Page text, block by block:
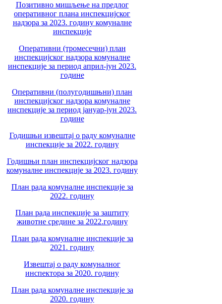
Позитивно мишљење на предлог
оперативног плана инспекцијског
надзора за 2023. годину комуналне
инспекције
Оперативни (тромесечни) план
инспекцијског надзора комуналне
инспекције за период април-јун 2023.
године
Оперативни (полугодишњни) план
инспекцијског надзора комуналне
инспекције за период јануар-јун 2023.
године
Годишњи извештај о раду комуналне
инспекције за 2022. годину
Годишњи план инспекцијског надзора
комуналне инспекције за 2023. годину
План рада комуналне инспекције за
2022. годину
План рада инспекције за заштиту
животне средине за 2022.годину
План рада комуналне инспекције за
2021. годину
Извештај о раду комуналног
инспектора за 2020. годину
План рада комуналне инспекције за
2020. годину